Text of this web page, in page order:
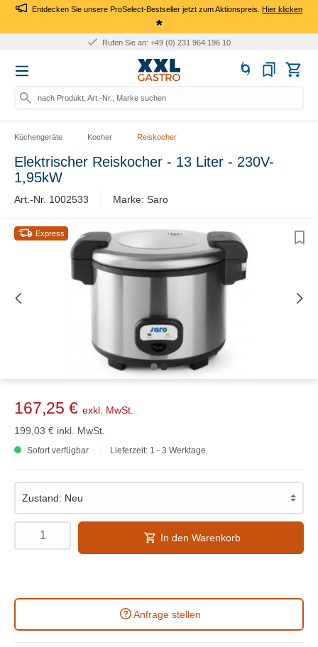
Entdecken Sie unsere ProSelect-Bestseller jetzt zum Aktionspreis.Hier klicken
*
Rufen Sie an: +49 (0) 231 964 196 10
nach Produkt, Art.-Nr., Marke suchen
Küchengeräte Kocher Reiskocher
Elektrischer Reiskocher - 13 Liter - 230V-
1,95kW
Art.-Nr. 1002533 Marke: Saro
Express
167,25 € exkl. MwSt.
199,03 € inkl. MwSt.
Sofort verfügbar Lieferzeit: 1 - 3 Werktage
In den Warenkorb
Anfrage stellen